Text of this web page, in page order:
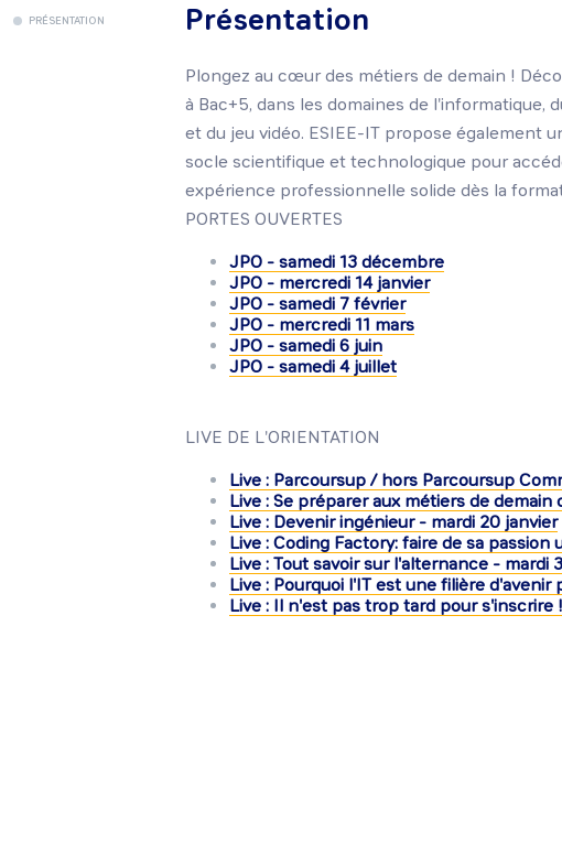
PRÉSENTATION Présentation
Plongez au cœur des métiers de demain !
à Bac+5, dans les domaines de l'informatique,
et du jeu vidéo. ESIEE-IT propose également
socle scientifique et technologique pour
expérience professionnelle solide dès la
PORTES OUVERTES
JPO - samedi 13 décembre
JPO - mercredi 14 janvier
JPO - samedi 7 février
JPO - mercredi 11 mars
JPO - samedi 6 juin
JPO - samedi 4 juillet
LIVE DE L'ORIENTATION
Live : Parcoursup / hors Parcoursup
Live : Se préparer aux métiers de
Live : Devenir ingénieur - mardi 20 janvier
Live : Coding Factory: faire de sa
Live : Tout savoir sur l'alternance - mardi
Live : Pourquoi l'IT est une filière
Live : Il n'est pas trop tard pour s'inscrire